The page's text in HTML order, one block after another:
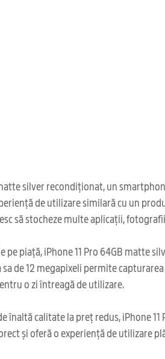
silver recondiționat, un
de utilizare similară cu un
să stocheze multe aplicații,
pe piață, iPhone 11 Pro 64GB matte
de 12 megapixeli permite
o zi întreagă de utilizare.
înaltă calitate la preț redus, iPhone
și oferă o experiență de